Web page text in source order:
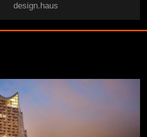
design.haus